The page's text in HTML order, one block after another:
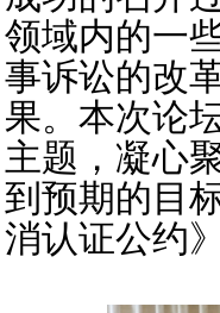
领域内的一
事诉讼的改
果。本次论
主题，凝心
到预期的目
消认证公约